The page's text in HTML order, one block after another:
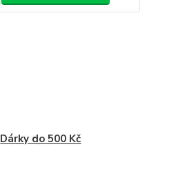
Dárky do 500 Kč